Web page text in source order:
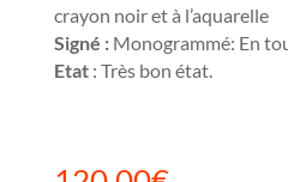
crayon noir et à l’aquarelle
Signé :Monogrammé: En
Etat: Très bon état.